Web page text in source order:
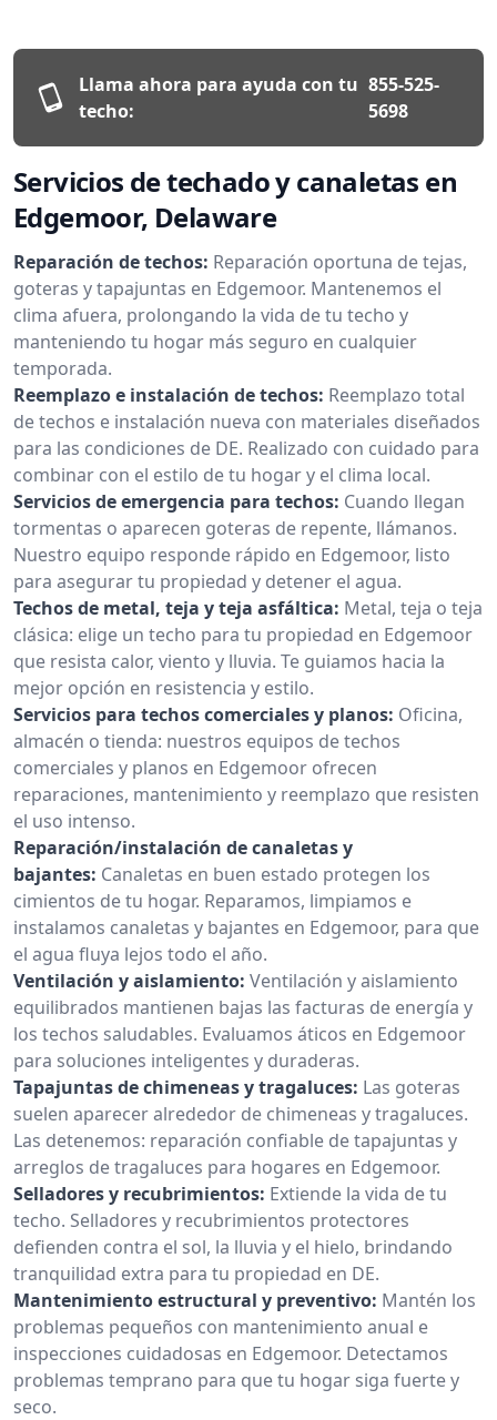
Llama ahora para ayuda con tu
techo:
855-525-
5698
Servicios de techado y canaletas en
Edgemoor, Delaware
Reparación de techos: Reparación oportuna de tejas,
goteras y tapajuntas en Edgemoor. Mantenemos el
clima afuera, prolongando la vida de tu techo y
manteniendo tu hogar más seguro en cualquier
temporada.
Reemplazo e instalación de techos: Reemplazo total
de techos e instalación nueva con materiales diseñados
para las condiciones de DE. Realizado con cuidado para
combinar con el estilo de tu hogar y el clima local.
Servicios de emergencia para techos: Cuando llegan
tormentas o aparecen goteras de repente, llámanos.
Nuestro equipo responde rápido en Edgemoor, listo
para asegurar tu propiedad y detener el agua.
Techos de metal, teja y teja asfáltica: Metal, teja o teja
clásica: elige un techo para tu propiedad en Edgemoor
que resista calor, viento y lluvia. Te guiamos hacia la
mejor opción en resistencia y estilo.
Servicios para techos comerciales y planos: Oficina,
almacén o tienda: nuestros equipos de techos
comerciales y planos en Edgemoor ofrecen
reparaciones, mantenimiento y reemplazo que resisten
el uso intenso.
Reparación/instalación de canaletas y
bajantes: Canaletas en buen estado protegen los
cimientos de tu hogar. Reparamos, limpiamos e
instalamos canaletas y bajantes en Edgemoor, para que
el agua fluya lejos todo el año.
Ventilación y aislamiento: Ventilación y aislamiento
equilibrados mantienen bajas las facturas de energía y
los techos saludables. Evaluamos áticos en Edgemoor
para soluciones inteligentes y duraderas.
Tapajuntas de chimeneas y tragaluces: Las goteras
suelen aparecer alrededor de chimeneas y tragaluces.
Las detenemos: reparación confiable de tapajuntas y
arreglos de tragaluces para hogares en Edgemoor.
Selladores y recubrimientos: Extiende la vida de tu
techo. Selladores y recubrimientos protectores
defienden contra el sol, la lluvia y el hielo, brindando
tranquilidad extra para tu propiedad en DE.
Mantenimiento estructural y preventivo: Mantén los
problemas pequeños con mantenimiento anual e
inspecciones cuidadosas en Edgemoor. Detectamos
problemas temprano para que tu hogar siga fuerte y
seco.